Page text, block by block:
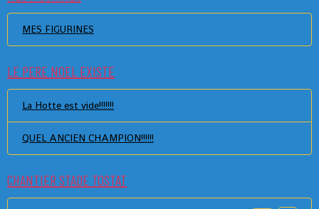
MES FIGURINES
LE PERE NOEL EXISTE
La Hotte est vide!!!!!!!
QUEL ANCIEN CHAMPION!!!!!!
CHANTIER STADE TOSTAT